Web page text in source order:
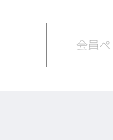
会員